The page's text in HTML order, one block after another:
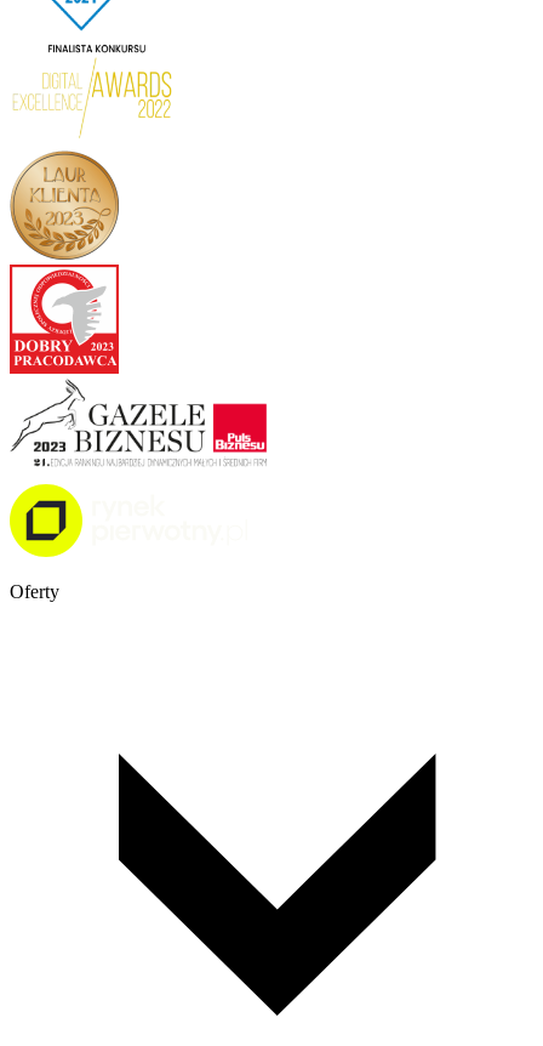
Oferty